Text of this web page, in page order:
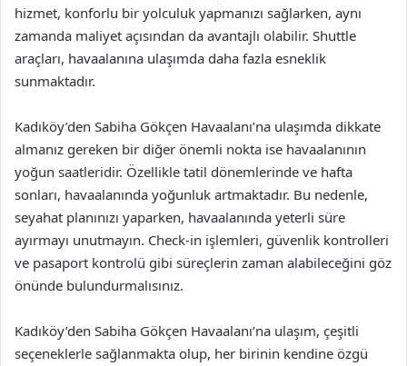
hizmet, konforlu bir yolculuk yapmanızı sağlarken, aynı
zamanda maliyet açısından da avantajlı olabilir. Shuttle
araçları, havaalanına ulaşımda daha fazla esneklik
sunmaktadır.
Kadıköy’den Sabiha Gökçen Havaalanı’na ulaşımda dikkate
almanız gereken bir diğer önemli nokta ise havaalanının
yoğun saatleridir. Özellikle tatil dönemlerinde ve hafta
sonları, havaalanında yoğunluk artmaktadır. Bu nedenle,
seyahat planınızı yaparken, havaalanında yeterli süre
ayırmayı unutmayın. Check-in işlemleri, güvenlik kontrolleri
ve pasaport kontrolü gibi süreçlerin zaman alabileceğini göz
önünde bulundurmalısınız.
Kadıköy’den Sabiha Gökçen Havaalanı’na ulaşım, çeşitli
seçeneklerle sağlanmakta olup, her birinin kendine özgü